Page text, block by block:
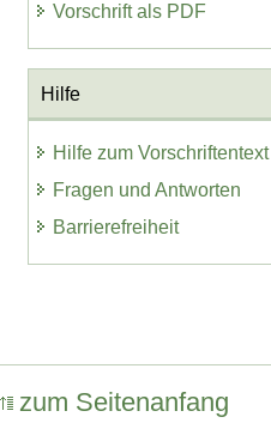
Vorschrift als PDF
Hilfe
Hilfe zum Vorschriftentext
Fragen und Antworten
Barrierefreiheit
zum Seitenanfang